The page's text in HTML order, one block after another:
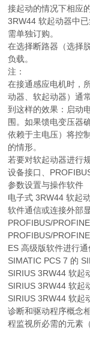
接起动的情况下相应
3RW44 软起动器中
需单独订购。
在选择断路器（选择
负载。
注：
在接通感应电机时，
动器、软起动器）通
到这样的效果：启动
围。如果馈电变压器
依赖于主电压）将控
的情形。
若要对软起动器进行
设备接口、
参数设置与操作软件
电子式 3RW44 软起
软件通信或连接外部
PROFIBUS/
PROFIBUS/
ES 高级版软件进行通
SIMATIC PCS 7 的
SIRIUS 3RW44 软起
SIRIUS 3RW44 软起
SIRIUS 3RW44 软起
诊断和驱动程序概念
程监视所必需的元素